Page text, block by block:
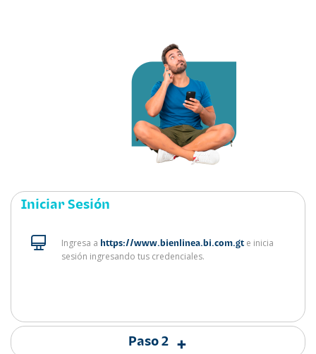
Iniciar Sesión
Ingresa a https://www.bienlinea.bi.com.gt e inicia
sesión ingresando tus credenciales.
+
Paso 2